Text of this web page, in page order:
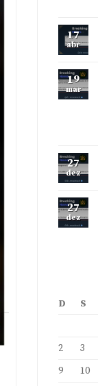
17
abr
19
mar
27
dez
27
dez
D S
2
3
9
10